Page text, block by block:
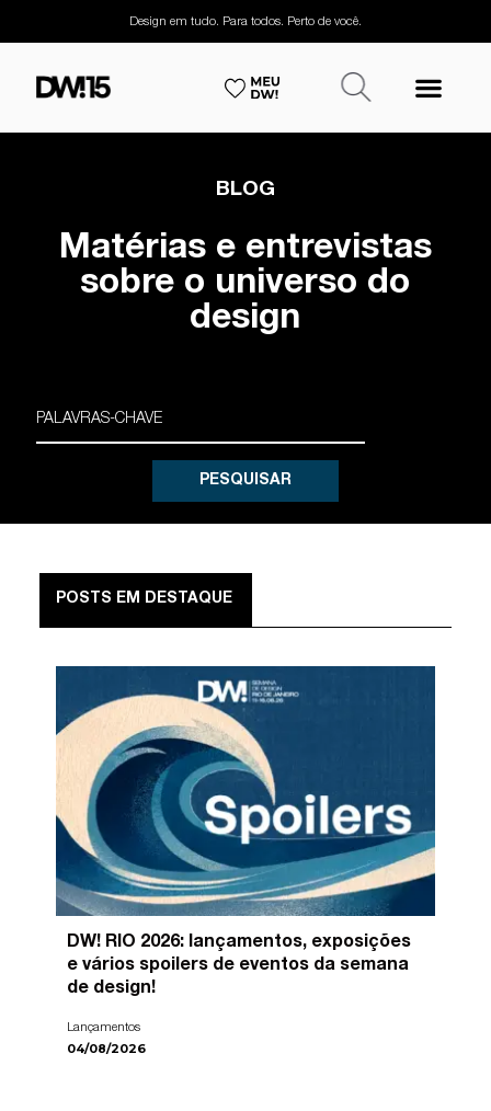
Design em tudo. Para todos. Perto de você.
BLOG
Matérias e entrevistas
sobre o universo do
design
PESQUISAR
POSTS EM DESTAQUE
DW! RIO 2026: lançamentos, exposições
e vários spoilers de eventos da semana
de design!
Lançamentos
04/08/2026